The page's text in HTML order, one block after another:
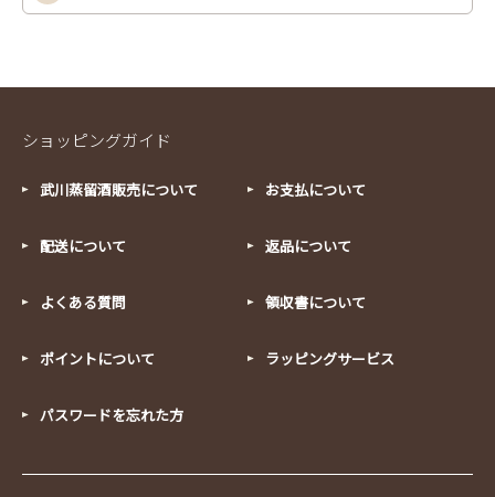
ショッピングガイド
武川蒸留酒販売について お支払について
配送について 返品について
よくある質問 領収書について
ポイントについて ラッピングサービス
パスワードを忘れた方